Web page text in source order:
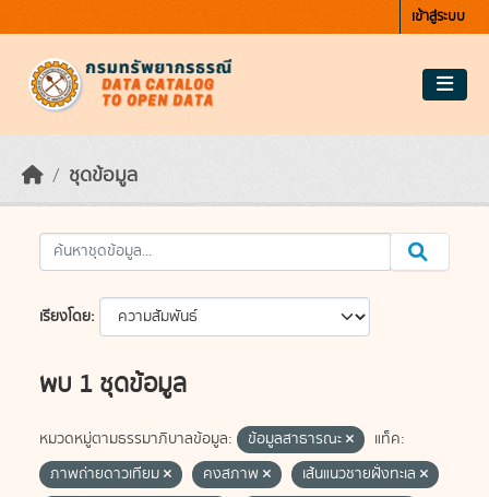
เข้าสู่ระบบ
ชุดข้อมูล
เรียงโดย
พบ 1 ชุดข้อมูล
หมวดหมู่ตามธรรมาภิบาลข้อมูล: ข้อมูลสาธารณะ
แท็ค:
ภาพถ่ายดาวเทียม
คงสภาพ
เส้นแนวชายฝั่งทะเล